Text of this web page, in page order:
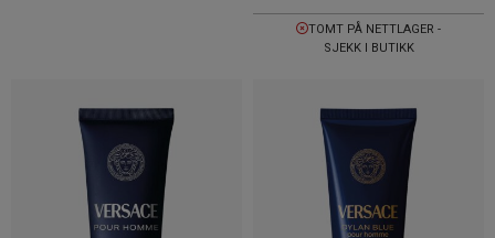
TOMT PÅ NETTLAGER -
SJEKK I BUTIKK